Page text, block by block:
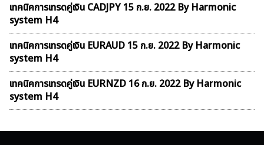
เทคนิคการเทรดคู่เงิน CADJPY 15 ก.ย. 2022 By Harmonic
system H4
เทคนิคการเทรดคู่เงิน EURAUD 15 ก.ย. 2022 By Harmonic
system H4
เทคนิคการเทรดคู่เงิน EURNZD 16 ก.ย. 2022 By Harmonic
system H4